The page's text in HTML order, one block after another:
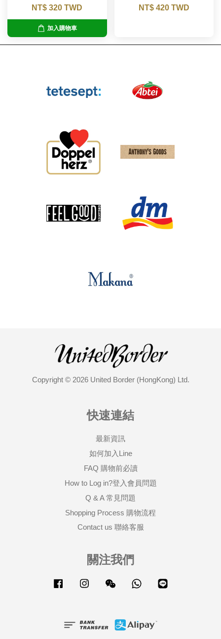
NT$ 320 TWD
加入購物車
NT$ 420 TWD
Copyright © 2026 United Border (HongKong) Ltd.
快速連結
最新資訊
如何加入Line
FAQ 購物前必讀
How to Log in?登入會員問題
Q & A 常見問題
Shopping Process 購物流程
Contact us 聯絡客服
關注我們
Facebook Instagram Wechat Whatsapp